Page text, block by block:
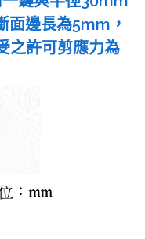
面邊長為5mm，
之許可剪應力為